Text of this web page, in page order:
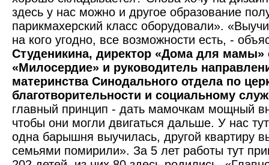
здесь у нас можно и другое образование
парикмахерский класс оборудовали».
на кого угодно, все возможности есть, -
Студеникина, директор «Дома для
«Милосердие» и руководитель
материнства Синодального отдела по
благотворительности и социальному
главный прин­цип - дать мамочкам мощный
чтобы они могли двигаться дальше. У нас
одна барышня выучилась, другой квартиру
семьями помирили». За 5 лет работы тут